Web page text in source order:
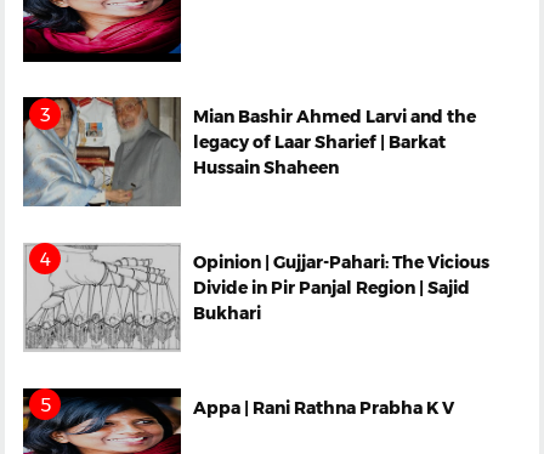
Mian Bashir Ahmed Larvi and the
legacy of Laar Sharief | Barkat
Hussain Shaheen
Opinion | Gujjar-Pahari: The Vicious
Divide in Pir Panjal Region | Sajid
Bukhari
Appa | Rani Rathna Prabha K V